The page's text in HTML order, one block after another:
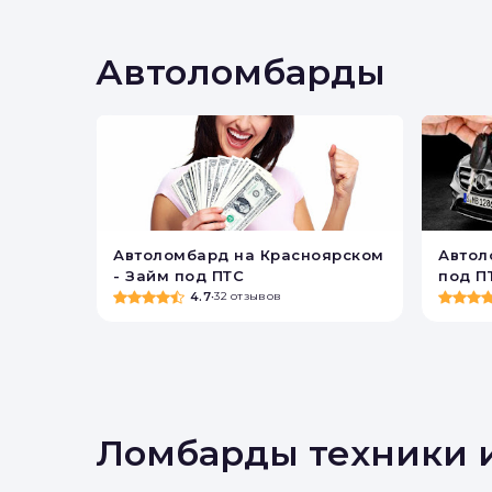
Автоломбарды
Автоломбард на Красноярском
- Займ под ПТС
4.7•32 отзывов
под
Ломбарды техники